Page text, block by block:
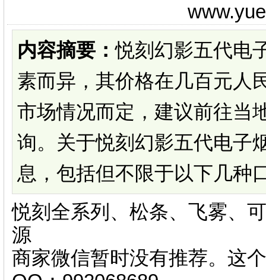
内容摘要：悦刻幻影五代电
素而异，其价格在几百元人
市场情况而定，建议前往当
询。关于悦刻幻影五代电子
息，包括但不限于以下几种
悦刻全系列、松条、飞雾、
源
商家微信暂时没有推荐。这